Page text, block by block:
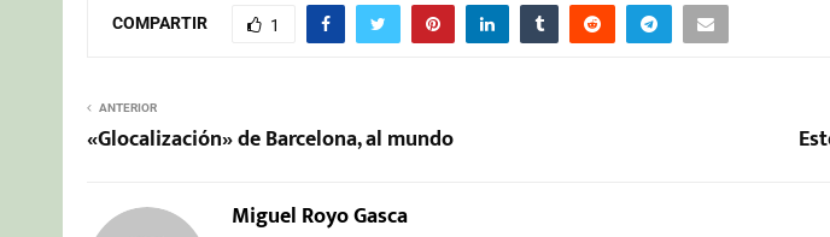
COMPARTIR 1
ANTERIOR
«Glocalización» de Barcelona, al mundo
Miguel Royo Gasca